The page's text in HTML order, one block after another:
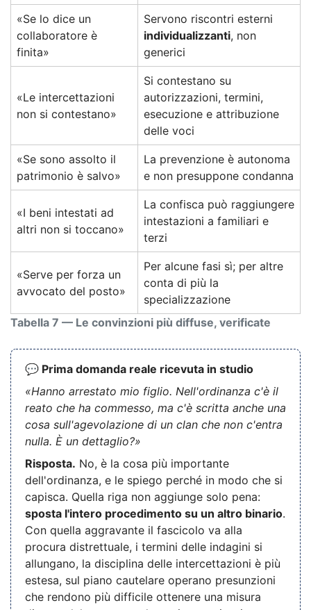
Tabella 7 — Le convinzioni più diffuse, verificate
«Se lo dice un
collaboratore è
finita»
Servono riscontri esterni
individualizzanti, non
generici
«Le intercettazioni
non si contestano»
Si contestano su
autorizzazioni, termini,
esecuzione e attribuzione
delle voci
«Se sono assolto il
patrimonio è salvo»
La prevenzione è autonoma
e non presuppone condanna
«I beni intestati ad
altri non si toccano»
La confisca può raggiungere
intestazioni a familiari e
terzi
«Serve per forza un
avvocato del posto»
Per alcune fasi sì; per altre
conta di più la
specializzazione
💬 Prima domanda reale ricevuta in studio
«Hanno arrestato mio figlio. Nell'ordinanza c'è il
reato che ha commesso, ma c'è scritta anche una
cosa sull'agevolazione di un clan che non c'entra
nulla. È un dettaglio?»
Risposta. No, è la cosa più importante
dell'ordinanza, e le spiego perché in modo che si
capisca. Quella riga non aggiunge solo pena:
sposta l'intero procedimento su un altro binario.
Con quella aggravante il fascicolo va alla
procura distrettuale, i termini delle indagini si
allungano, la disciplina delle intercettazioni è più
estesa, sul piano cautelare operano presunzioni
che rendono più difficile ottenere una misura